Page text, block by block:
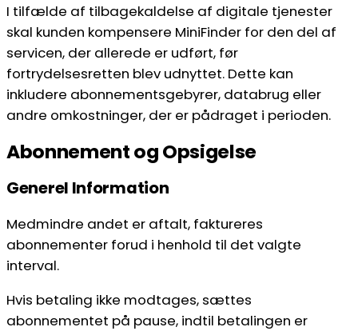
I tilfælde af tilbagekaldelse af digitale tjenester
skal kunden kompensere MiniFinder for den del af
servicen, der allerede er udført, før
fortrydelsesretten blev udnyttet. Dette kan
inkludere abonnementsgebyrer, databrug eller
andre omkostninger, der er pådraget i perioden.
Abonnement og Opsigelse
Generel Information
Medmindre andet er aftalt, faktureres
abonnementer forud i henhold til det valgte
interval.
Hvis betaling ikke modtages, sættes
abonnementet på pause, indtil betalingen er